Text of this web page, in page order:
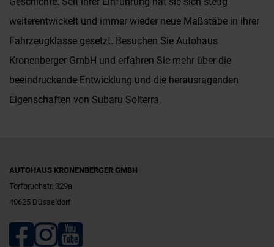
weiterentwickelt und immer wieder neue Maßstäbe in ihrer
Fahrzeugklasse gesetzt. Besuchen Sie Autohaus
Kronenberger GmbH und erfahren Sie mehr über die
beeindruckende Entwicklung und die herausragenden
Eigenschaften von Subaru Solterra.
AUTOHAUS KRONENBERGER GMBH
Torfbruchstr. 329a
40625 Düsseldorf